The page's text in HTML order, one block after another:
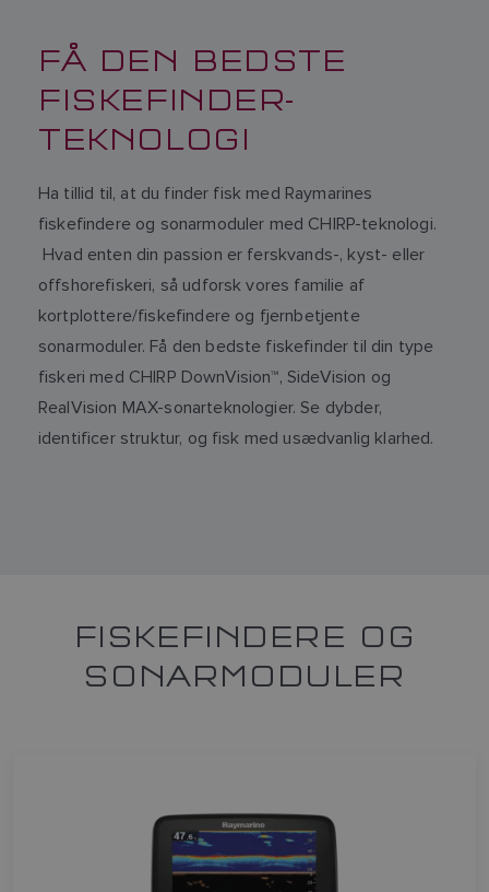
FÅ DEN BEDSTE
FISKEFINDER-
TEKNOLOGI
Ha tillid til, at du finder fisk med Raymarines
fiskefindere og sonarmoduler med CHIRP-teknologi.
Hvad enten din passion er ferskvands-, kyst- eller
offshorefiskeri, så udforsk vores familie af
kortplottere/fiskefindere og fjernbetjente
sonarmoduler. Få den bedste fiskefinder til din type
fiskeri med CHIRP DownVision™, SideVision og
RealVision MAX-sonarteknologier. Se dybder,
identificer struktur, og fisk med usædvanlig klarhed.
FISKEFINDERE OG
SONARMODULER